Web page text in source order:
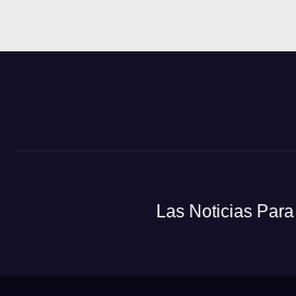
Las Noticias